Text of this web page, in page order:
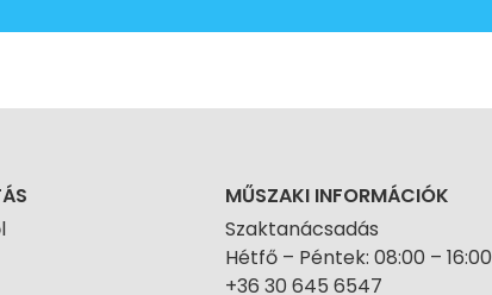
MŰSZAKI INFORMÁCIÓK
Szaktanácsadás
Hétfő – Péntek: 08:00 – 16:00
+36 30 645 6547